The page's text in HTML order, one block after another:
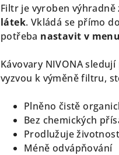
Filtr je vyroben
látek. Vkládá se přímo
potřeba nastavit v menu
Kávovary NIVONA
vyzvou k výměně filtru,
Plněno čistě
Bez chemických
Prodlužuje
Méně odvápňování